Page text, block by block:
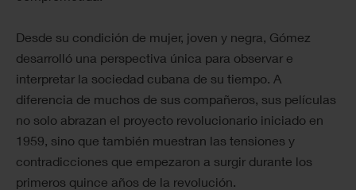
Desde su condición de mujer, joven y negra, Gómez
desarrolló una perspectiva única para observar e
interpretar la sociedad cubana de su tiempo. A
diferencia de muchos de sus compañeros, sus películas
no solo abrazan el proyecto revolucionario iniciado en
1959, sino que también muestran las tensiones y
contradicciones que empezaron a surgir durante los
primeros quince años de la revolución.